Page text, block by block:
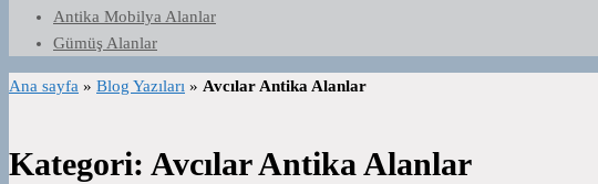
Antika Mobilya Alanlar
Gümüş Alanlar
Ana sayfa » Blog Yazıları » Avcılar Antika Alanlar
Kategori: Avcılar Antika Alanlar